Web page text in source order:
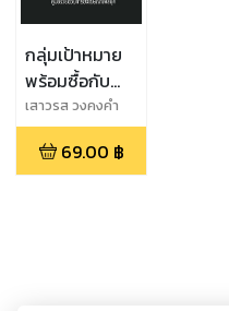
กลุ่มเป้าหมาย
พร้อมซื้อกับ
คีย์เวิร์ดเงินล้าน
เสาวรส วงคงคำ
69.00 ฿